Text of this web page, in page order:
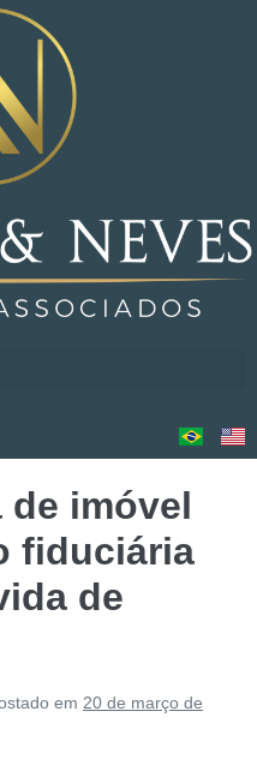
de imóvel
fiduciária
de
em 20 de março de